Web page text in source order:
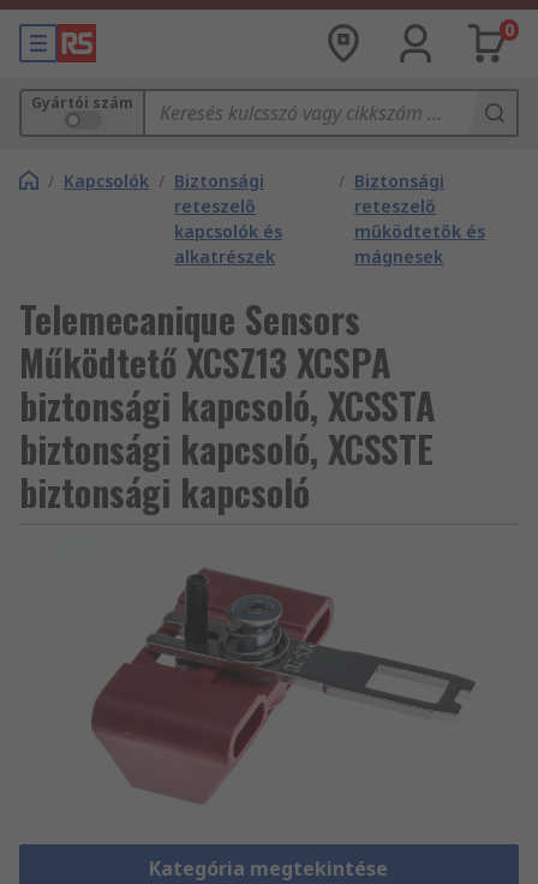
0
Gyártói szám
/ Kapcsolók / Biztonsági
reteszelő
kapcsolók és
alkatrészek
/ Biztonsági
reteszelő
működtetők és
mágnesek
Telemecanique Sensors
Működtető XCSZ13 XCSPA
biztonsági kapcsoló, XCSSTA
biztonsági kapcsoló, XCSSTE
biztonsági kapcsoló
Kategória megtekintése